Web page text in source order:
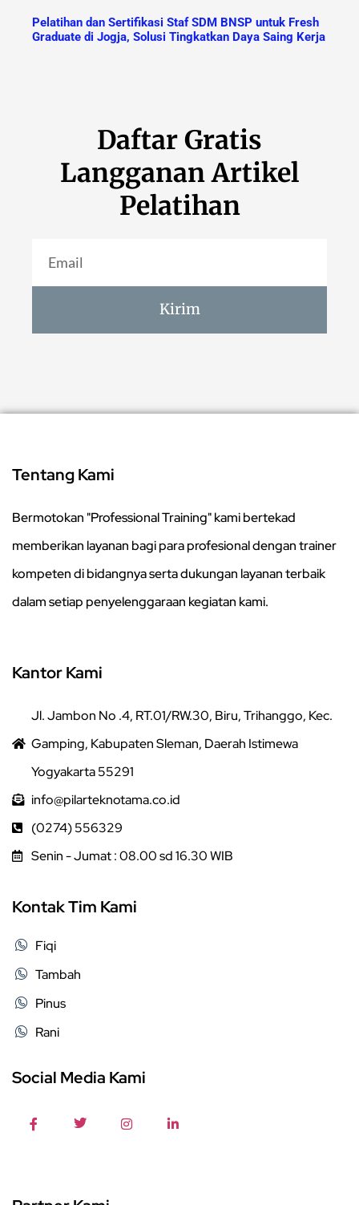
Pelatihan dan Sertifikasi Staf SDM BNSP untuk Fresh
Graduate di Jogja, Solusi Tingkatkan Daya Saing Kerja
Daftar Gratis
Langganan Artikel
Pelatihan
Kirim
Tentang Kami
Bermotokan "Professional Training" kami bertekad
memberikan layanan bagi para profesional dengan trainer
kompeten di bidangnya serta dukungan layanan terbaik
dalam setiap penyelenggaraan kegiatan kami.
Kantor Kami
Jl. Jambon No .4, RT.01/RW.30, Biru, Trihanggo, Kec.
Gamping, Kabupaten Sleman, Daerah Istimewa
Yogyakarta 55291
info@pilarteknotama.co.id
(0274) 556329
Senin - Jumat : 08.00 sd 16.30 WIB
Kontak Tim Kami
Fiqi
Tambah
Pinus
Rani
Social Media Kami